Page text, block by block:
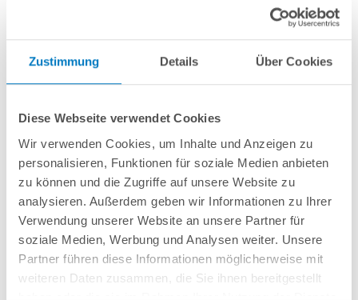
Zustimmung Details Über Cookies
Diese Webseite verwendet Cookies
Wir verwenden Cookies, um Inhalte und Anzeigen zu
personalisieren, Funktionen für soziale Medien anbieten
zu können und die Zugriffe auf unsere Website zu
analysieren. Außerdem geben wir Informationen zu Ihrer
Verwendung unserer Website an unsere Partner für
soziale Medien, Werbung und Analysen weiter. Unsere
Partner führen diese Informationen möglicherweise mit
weiteren Daten zusammen, die Sie ihnen bereitgestellt
Rechteckbecken bestehend aus Isolier-SchalelementenPS30
mit Keilbiese +
Aluminium-Einhängeprofile.
Breitmaul-Einbauskimmer und 2 Einlaufdüsen mitsamt
Mauerdurchführungen
PlusPump 9
in Germany) inkl. Filtersand
Erdbeständiges Verrohrungsset PROFI Ø 50 mm
4-stufige Comfort-Unterbautreppe Eck 118 x 118 cm
6-teiliges Reinigungsset PLUS
5-teiliges Wasserpflegeset PLUS